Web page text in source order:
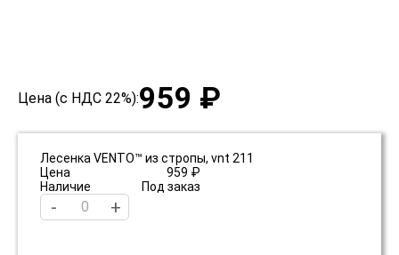
Цена (с НДС 22%):959 ₽
Лесенка VENTO™ из стропы, vnt 211
Цена
959 ₽
Наличие
Под заказ
- +